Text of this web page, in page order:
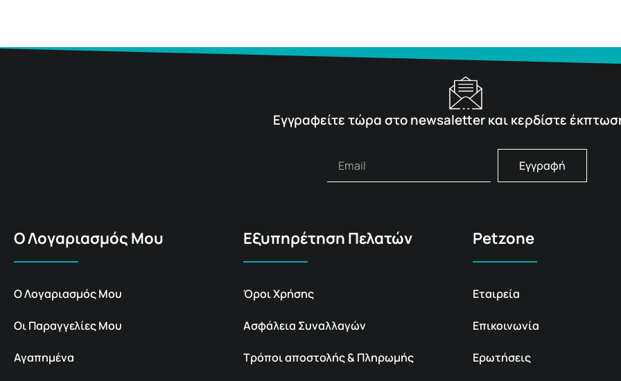
Εγγραφείτε τώρα στο newsaletter και κερδίστε
Εγγραφή
Ο Λογαριασμός Μου
Ο Λογαριασμός Μου
Οι Παραγγελίες Μου
Αγαπημένα
Εξυπηρέτηση Πελατών
Όροι Χρήσης
Ασφάλεια Συναλλαγών
Τρόποι αποστολής & Πληρωμής
Petzone
Εταιρεία
Επικοινωνία
Ερωτήσεις